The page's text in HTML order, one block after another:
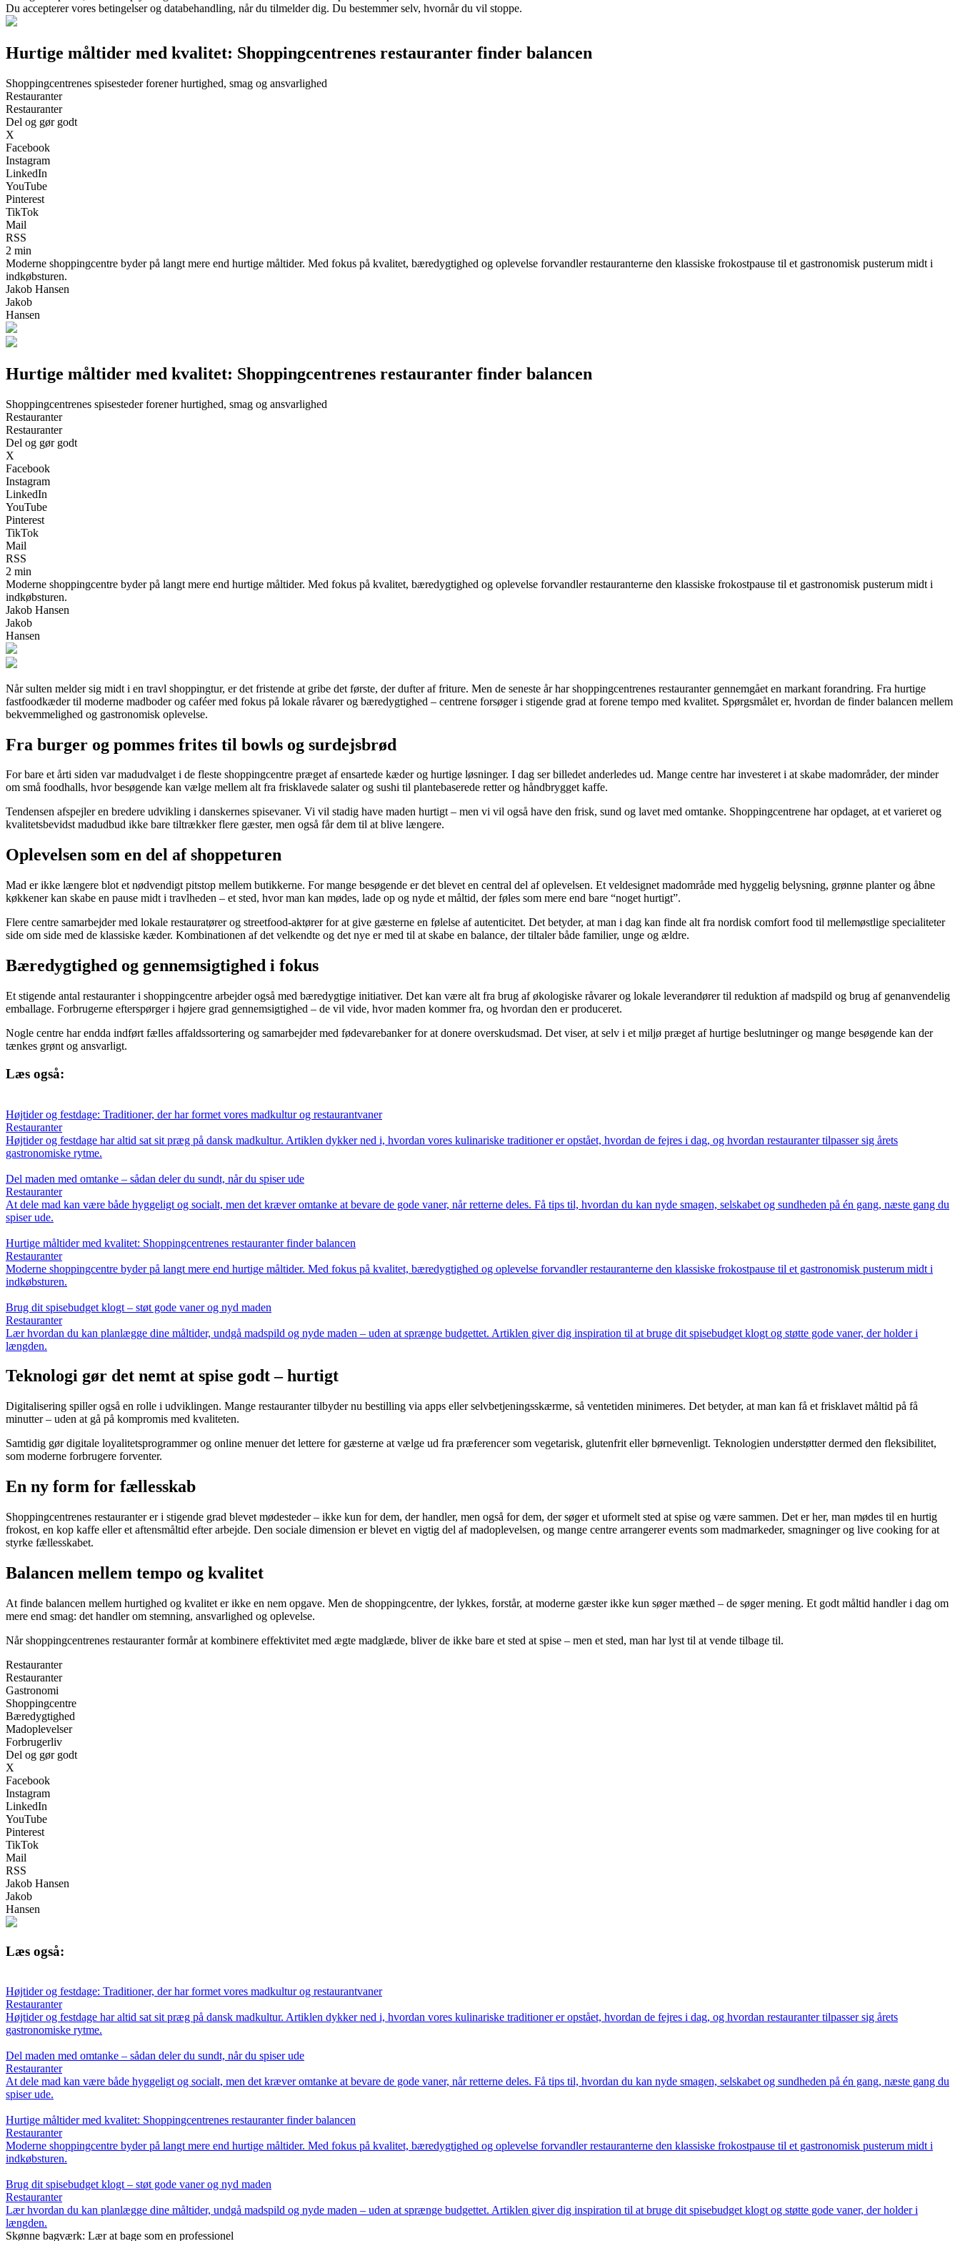
Du accepterer vores betingelser og databehandling, når du tilmelder dig. Du bestemmer selv, hvornår du vil stoppe.
Hurtige måltider med kvalitet: Shoppingcentrenes restauranter finder balancen
Shoppingcentrenes spisesteder forener hurtighed, smag og ansvarlighed
Restauranter
Restauranter
Del og gør godt
X
Facebook
Instagram
LinkedIn
YouTube
Pinterest
TikTok
Mail
RSS
2 min
Moderne shoppingcentre byder på langt mere end hurtige måltider. Med fokus på kvalitet, bæredygtighed og oplevelse forvandler restauranterne den klassiske frokostpause til et gastronomisk pusterum midt i
indkøbsturen.
Jakob Hansen
Jakob
Hansen
Hurtige måltider med kvalitet: Shoppingcentrenes restauranter finder balancen
Shoppingcentrenes spisesteder forener hurtighed, smag og ansvarlighed
Restauranter
Restauranter
Del og gør godt
X
Facebook
Instagram
LinkedIn
YouTube
Pinterest
TikTok
Mail
RSS
2 min
Moderne shoppingcentre byder på langt mere end hurtige måltider. Med fokus på kvalitet, bæredygtighed og oplevelse forvandler restauranterne den klassiske frokostpause til et gastronomisk pusterum midt i
indkøbsturen.
Jakob Hansen
Jakob
Hansen
Når sulten melder sig midt i en travl shoppingtur, er det fristende at gribe det første, der dufter af friture. Men de seneste år har shoppingcentrenes restauranter gennemgået en markant forandring. Fra hurtige
fastfoodkæder til moderne madboder og caféer med fokus på lokale råvarer og bæredygtighed – centrene forsøger i stigende grad at forene tempo med kvalitet. Spørgsmålet er, hvordan de finder balancen mellem
bekvemmelighed og gastronomisk oplevelse.
Fra burger og pommes frites til bowls og surdejsbrød
For bare et årti siden var madudvalget i de fleste shoppingcentre præget af ensartede kæder og hurtige løsninger. I dag ser billedet anderledes ud. Mange centre har investeret i at skabe madområder, der minder
om små foodhalls, hvor besøgende kan vælge mellem alt fra frisklavede salater og sushi til plantebaserede retter og håndbrygget kaffe.
Tendensen afspejler en bredere udvikling i danskernes spisevaner. Vi vil stadig have maden hurtigt – men vi vil også have den frisk, sund og lavet med omtanke. Shoppingcentrene har opdaget, at et varieret og
kvalitetsbevidst madudbud ikke bare tiltrækker flere gæster, men også får dem til at blive længere.
Oplevelsen som en del af shoppeturen
Mad er ikke længere blot et nødvendigt pitstop mellem butikkerne. For mange besøgende er det blevet en central del af oplevelsen. Et veldesignet madområde med hyggelig belysning, grønne planter og åbne
køkkener kan skabe en pause midt i travlheden – et sted, hvor man kan mødes, lade op og nyde et måltid, der føles som mere end bare “noget hurtigt”.
Flere centre samarbejder med lokale restauratører og streetfood-aktører for at give gæsterne en følelse af autenticitet. Det betyder, at man i dag kan finde alt fra nordisk comfort food til mellemøstlige specialiteter
side om side med de klassiske kæder. Kombinationen af det velkendte og det nye er med til at skabe en balance, der tiltaler både familier, unge og ældre.
Bæredygtighed og gennemsigtighed i fokus
Et stigende antal restauranter i shoppingcentre arbejder også med bæredygtige initiativer. Det kan være alt fra brug af økologiske råvarer og lokale leverandører til reduktion af madspild og brug af genanvendelig
emballage. Forbrugerne efterspørger i højere grad gennemsigtighed – de vil vide, hvor maden kommer fra, og hvordan den er produceret.
Nogle centre har endda indført fælles affaldssortering og samarbejder med fødevarebanker for at donere overskudsmad. Det viser, at selv i et miljø præget af hurtige beslutninger og mange besøgende kan der
tænkes grønt og ansvarligt.
Læs også:
Højtider og festdage: Traditioner, der har formet vores madkultur og restaurantvaner
Restauranter
Højtider og festdage har altid sat sit præg på dansk madkultur. Artiklen dykker ned i, hvordan vores kulinariske traditioner er opstået, hvordan de fejres i dag, og hvordan restauranter tilpasser sig årets
gastronomiske rytme.
Del maden med omtanke – sådan deler du sundt, når du spiser ude
Restauranter
At dele mad kan være både hyggeligt og socialt, men det kræver omtanke at bevare de gode vaner, når retterne deles. Få tips til, hvordan du kan nyde smagen, selskabet og sundheden på én gang, næste gang du
spiser ude.
Hurtige måltider med kvalitet: Shoppingcentrenes restauranter finder balancen
Restauranter
Moderne shoppingcentre byder på langt mere end hurtige måltider. Med fokus på kvalitet, bæredygtighed og oplevelse forvandler restauranterne den klassiske frokostpause til et gastronomisk pusterum midt i
indkøbsturen.
Brug dit spisebudget klogt – støt gode vaner og nyd maden
Restauranter
Lær hvordan du kan planlægge dine måltider, undgå madspild og nyde maden – uden at sprænge budgettet. Artiklen giver dig inspiration til at bruge dit spisebudget klogt og støtte gode vaner, der holder i
længden.
Teknologi gør det nemt at spise godt – hurtigt
Digitalisering spiller også en rolle i udviklingen. Mange restauranter tilbyder nu bestilling via apps eller selvbetjeningsskærme, så ventetiden minimeres. Det betyder, at man kan få et frisklavet måltid på få
minutter – uden at gå på kompromis med kvaliteten.
Samtidig gør digitale loyalitetsprogrammer og online menuer det lettere for gæsterne at vælge ud fra præferencer som vegetarisk, glutenfrit eller børnevenligt. Teknologien understøtter dermed den fleksibilitet,
som moderne forbrugere forventer.
En ny form for fællesskab
Shoppingcentrenes restauranter er i stigende grad blevet mødesteder – ikke kun for dem, der handler, men også for dem, der søger et uformelt sted at spise og være sammen. Det er her, man mødes til en hurtig
frokost, en kop kaffe eller et aftensmåltid efter arbejde. Den sociale dimension er blevet en vigtig del af madoplevelsen, og mange centre arrangerer events som madmarkeder, smagninger og live cooking for at
styrke fællesskabet.
Balancen mellem tempo og kvalitet
At finde balancen mellem hurtighed og kvalitet er ikke en nem opgave. Men de shoppingcentre, der lykkes, forstår, at moderne gæster ikke kun søger mæthed – de søger mening. Et godt måltid handler i dag om
mere end smag: det handler om stemning, ansvarlighed og oplevelse.
Når shoppingcentrenes restauranter formår at kombinere effektivitet med ægte madglæde, bliver de ikke bare et sted at spise – men et sted, man har lyst til at vende tilbage til.
Restauranter
Restauranter
Gastronomi
Shoppingcentre
Bæredygtighed
Madoplevelser
Forbrugerliv
Del og gør godt
X
Facebook
Instagram
LinkedIn
YouTube
Pinterest
TikTok
Mail
RSS
Jakob Hansen
Jakob
Hansen
Læs også:
Højtider og festdage: Traditioner, der har formet vores madkultur og restaurantvaner
Restauranter
Højtider og festdage har altid sat sit præg på dansk madkultur. Artiklen dykker ned i, hvordan vores kulinariske traditioner er opstået, hvordan de fejres i dag, og hvordan restauranter tilpasser sig årets
gastronomiske rytme.
Del maden med omtanke – sådan deler du sundt, når du spiser ude
Restauranter
At dele mad kan være både hyggeligt og socialt, men det kræver omtanke at bevare de gode vaner, når retterne deles. Få tips til, hvordan du kan nyde smagen, selskabet og sundheden på én gang, næste gang du
spiser ude.
Hurtige måltider med kvalitet: Shoppingcentrenes restauranter finder balancen
Restauranter
Moderne shoppingcentre byder på langt mere end hurtige måltider. Med fokus på kvalitet, bæredygtighed og oplevelse forvandler restauranterne den klassiske frokostpause til et gastronomisk pusterum midt i
indkøbsturen.
Brug dit spisebudget klogt – støt gode vaner og nyd maden
Restauranter
Lær hvordan du kan planlægge dine måltider, undgå madspild og nyde maden – uden at sprænge budgettet. Artiklen giver dig inspiration til at bruge dit spisebudget klogt og støtte gode vaner, der holder i
længden.
Skønne bagværk: Lær at bage som en professionel